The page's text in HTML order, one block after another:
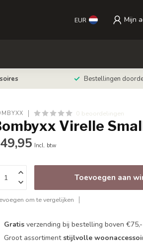
EUR Mijn
Bestellingen
0 beoordelingen
Virelle
Incl. btw
Toevoegen aan
om te vergelijken
Gratis verzending bij bestelling boven €75,-
Groot assortiment stijlvolle